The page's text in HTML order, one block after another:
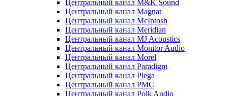
Центральный канал M&K Sound
Центральный канал Magnat
Центральный канал McIntosh
Центральный канал Meridian
Центральный канал MJ Acoustics
Центральный канал Monitor Audio
Центральный канал Morel
Центральный канал Paradigm
Центральный канал Piega
Центральный канал PMC
Центральный канал Polk Audio